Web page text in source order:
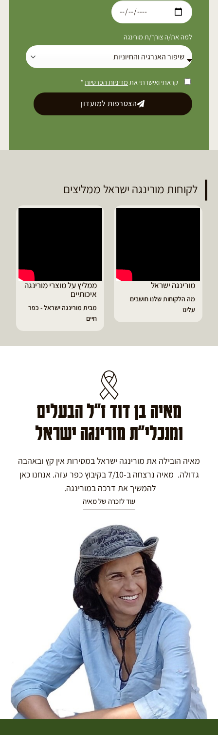
למה את/ה צורך/ת מורינגה
קראתי ואישרתי את מדיניות הפרטיות *
הצטרפות למועדון
לקוחות מורינגה ישראל ממליצים
ממליץ על מוצרי מורינגה
איכותיים
מבית מורינגה ישראל - כפר
דיוויד ממליץ על טבליות
מורינגה
הפסקתי לסבול מהתקפי
גאוט ודלקות
מאיה בן דוד ז"ל הבעלים
ומנכלי"ת מורינגה ישראל
מאיה הובילה את מורינגה ישראל במסירות אין קץ ובאהבה
גדולה. מאיה נרצחה ב-7/10 בקיבוץ כפר עזה. אנחנו כאן
להמשיך את דרכה במורינגה.
עוד לזכרה של מאיה